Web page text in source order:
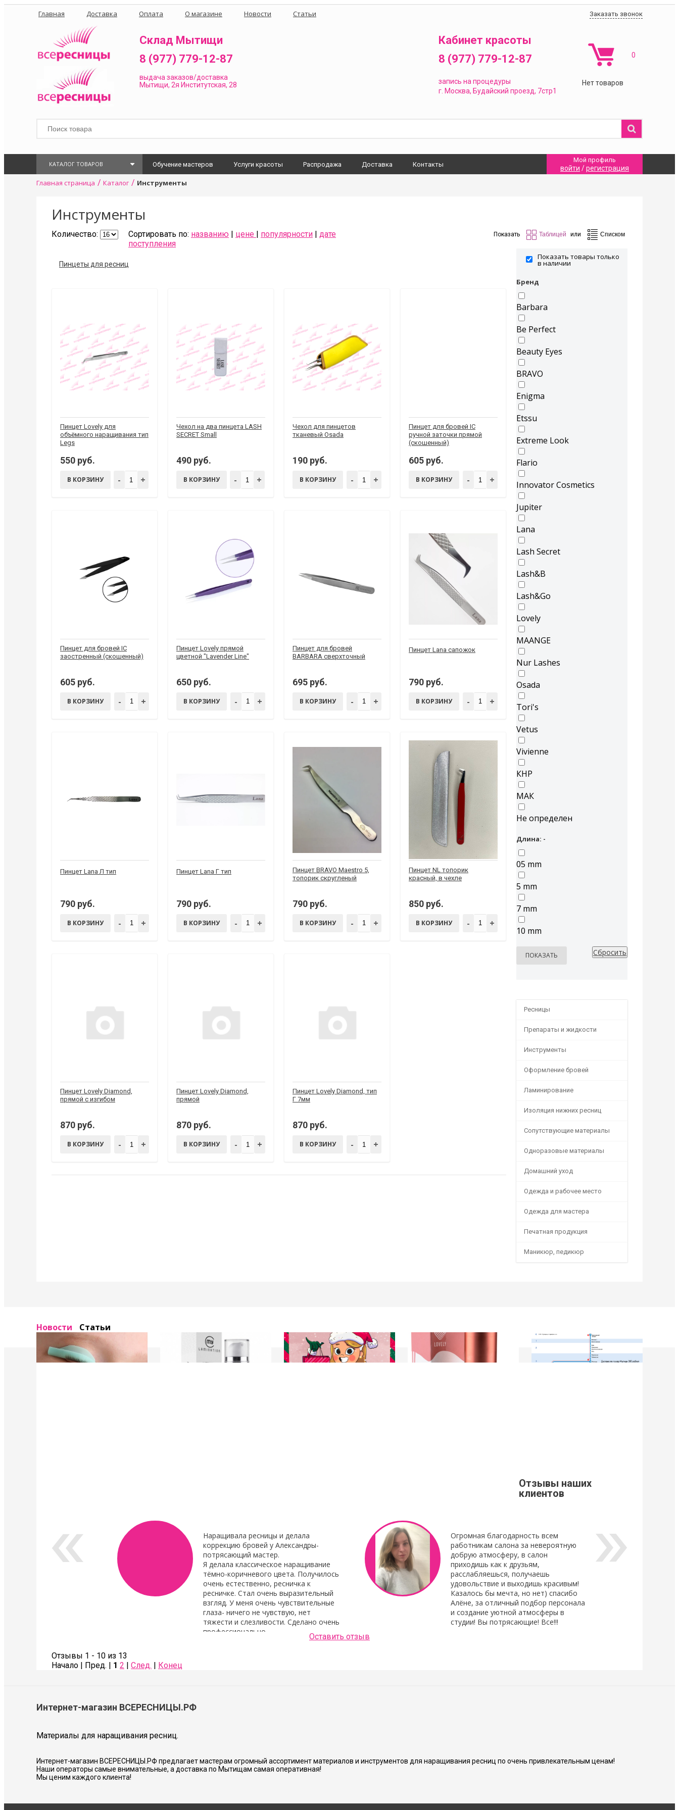
Главная Доставка Оплата О магазине Новости Статьи Заказать звонок
Склад Мытищи
8 (977) 779-12-87
выдача заказов/доставка
Мытищи, 2я Институтская, 28
Кабинет красоты
8 (977) 779-12-87
запись на процедуры
г. Москва, Будайский проезд, 7стр1
Нет товаров
0
КАТАЛОГ ТОВАРОВ Обучение мастеров Услуги красоты Распродажа Доставка Контакты
Мой профиль
войти /регистрация
Главная страница / Каталог / Инструменты
Инструменты
Показать или
Количество: Сортировать по: названию цене популярности
дате
поступления
Показать товары только
в наличии
Бренд
Barbara
Be Perfect
Beauty Eyes
BRAVO
Enigma
Etssu
Extreme Look
Flario
Innovator Cosmetics
Jupiter
Lana
Lash Secret
Lash&B
Lash&Go
Lovely
MAANGE
Nur Lashes
Osada
Tori's
Vetus
Vivienne
КНР
МАК
Не определен
Длина: -
05 mm
5 mm
7 mm
10 mm
Ресницы
Препараты и жидкости
Инструменты
Оформление бровей
Ламинирование
Изоляция нижних ресниц
Сопутствующие материалы
Одноразовые материалы
Домашний уход
Одежда и рабочее место
Одежда для мастера
Печатная продукция
Маникюр, педикюр
Пинцеты для ресниц
Пинцет Lovely для
объёмного наращивания тип
Legs
550 руб.
В КОРЗИНУ - +
Чехол на два пинцета LASH
SECRET Small
490 руб.
В КОРЗИНУ - +
Чехол для пинцетов
тканевый Osada
190 руб.
- +
В КОРЗИНУ
Пинцет для бровей IC
ручной заточки прямой
(скошенный)
605 руб.
- +
В КОРЗИНУ
Пинцет для бровей IC
заостренный (скошенный)
605 руб.
- +
В КОРЗИНУ
Пинцет Lovely прямой
цветной "Lavender Line"
650 руб.
- +
В КОРЗИНУ
Пинцет для бровей
BARBARA сверхточный
695 руб.
- +
В КОРЗИНУ
Пинцет Lana сапожок
790 руб.
- +
В КОРЗИНУ
Пинцет Lana Л тип
790 руб.
- +
В КОРЗИНУ
Пинцет Lana Г тип
790 руб.
- +
В КОРЗИНУ
Пинцет BRAVO Maestro 5,
топорик скругленый
790 руб.
- +
В КОРЗИНУ
Пинцет NL топорик
красный, в чехле
850 руб.
- +
В КОРЗИНУ
Пинцет Lovely Diamond,
прямой с изгибом
870 руб.
- +
В КОРЗИНУ
Пинцет Lovely Diamond,
прямой
870 руб.
- +
В КОРЗИНУ
Пинцет Lovely Diamond, тип
Г 7мм
870 руб.
- +
В КОРЗИНУ
Новости Статьи
Отзывы наших
клиентов
Наращивала ресницы и делала
коррекцию бровей у Александры-
потрясающий мастер.
Я делала классическое наращивание
тёмно-коричневого цвета. Получилось
очень естественно, ресничка к
ресничке. Стал очень выразительный
взгляд. У меня очень чувствительные
глаза- ничего не чувствую, нет
тяжести и слезливости. Сделано очень
профессионально.
Также сделала коррекцию бровей- очень аккуратно и хорошо сделано.
Советую всем!
Соколова Галина
Огромная благодарность всем
работникам салона за невероятную
добрую атмосферу, в салон
приходишь как к друзьям,
расслабляешься, получаешь
удовольствие и выходишь красивым!
Казалось бы мечта, но нет) спасибо
Алёне, за отличный подбор персонала
и создание уютной атмосферы в
студии! Вы потрясающие! Все!!!
Людмила Шашок
Оставить отзыв
Отзывы 1 - 10 из 13
Начало | Пред. | 1 2 След. Конец
Интернет-магазин ВСЕРЕСНИЦЫ.РФ
Материалы для наращивания ресниц.
Интернет-магазин ВСЕРЕСНИЦЫ.РФ предлагает мастерам огромный ассортимент материалов и инструментов для наращивания ресниц по очень привлекательным ценам!
Наши операторы самые внимательные, а доставка по Мытищам самая оперативная!
Мы ценим каждого клиента!